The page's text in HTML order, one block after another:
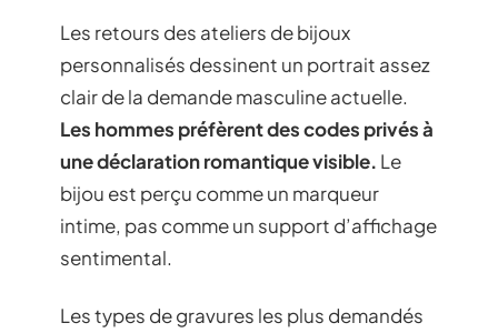
Les retours des ateliers de bijoux
personnalisés dessinent un portrait assez
clair de la demande masculine actuelle.
Les hommes préfèrent des codes privés à
une déclaration romantique visible. Le
bijou est perçu comme un marqueur
intime, pas comme un support d’affichage
sentimental.
Les types de gravures les plus demandés